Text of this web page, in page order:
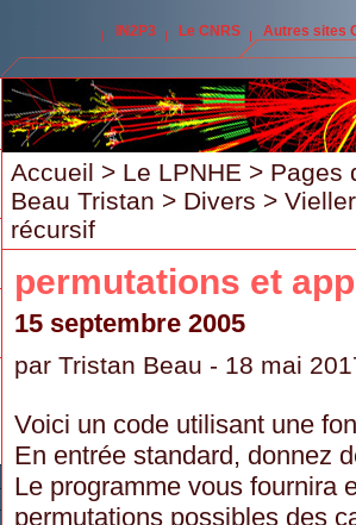
IN2P3 Le CNRS Autres sites
Accueil > Le LPNHE > Pages
Beau Tristan > Divers >
récursif
permutations et
15 septembre 2005
par Tristan Beau - 18 mai
Voici un code utilisant une
En entrée standard, donnez
Le programme vous fournira
permutations possibles des